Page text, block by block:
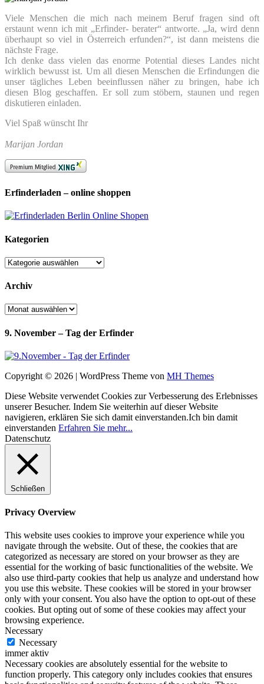
Viele Menschen die mich nach meinem Beruf fragen sind oft
erstaunt wenn ich mit „Erfinder- berater“ antworte. „Ja, wird denn
überhaupt so viel in Österreich erfunden?“, ist dann meistens die
nächste Frage.
Ich denke dass vielen das enorme Potential dieses Landes nicht
wirklich bewusst ist. Um all diesen Menschen die Erfindungen die
unser tägliches Leben beeinflussen näher zu bringen, habe ich
diesen Blog geschaffen. Er soll zum stöbern, staunen und regen
diskutieren einladen.
Viel Spaß wünscht Ihr
Marijan Jordan
Erfinderladen – online shoppen
Kategorien
Kategorien
Archiv
Archiv
9. November – Tag der Erfinder
Copyright © 2026 | WordPress Theme von MH Themes
Diese Website verwendet Cookies zur Verbesserung des Erlebnisses
unserer Besucher. Indem Sie weiterhin auf dieser Website
navigieren, erklären Sie sich damit einverstanden.Ich bin damit
einverstanden Erfahren Sie mehr...
Datenschutz
Schließen
Privacy Overview
This website uses cookies to improve your experience while you
navigate through the website. Out of these, the cookies that are
categorized as necessary are stored on your browser as they are
essential for the working of basic functionalities of the website. We
also use third-party cookies that help us analyze and understand how
you use this website. These cookies will be stored in your browser
only with your consent. You also have the option to opt-out of these
cookies. But opting out of some of these cookies may affect your
browsing experience.
Necessary
Necessary
immer aktiv
Necessary cookies are absolutely essential for the website to
function properly. This category only includes cookies that ensures